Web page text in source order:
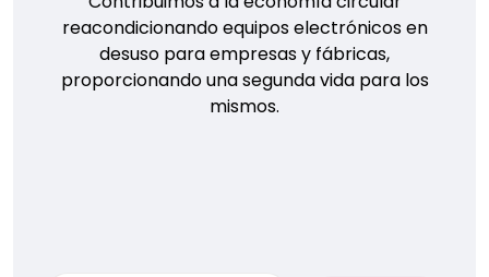
reacondicionando equipos electrónicos en
desuso para empresas y fábricas,
proporcionando una segunda vida para los
mismos.